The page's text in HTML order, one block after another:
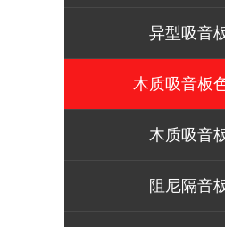
异型吸音
木质吸音板
木质吸音
阻尼隔音